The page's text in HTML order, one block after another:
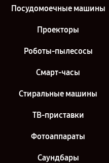
Посудомоечные машины
Проекторы
Роботы-пылесосы
Смарт-часы
Стиральные машины
ТВ-приставки
Фотоаппараты
Саундбары